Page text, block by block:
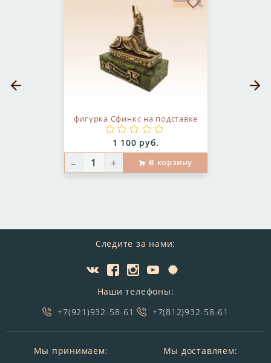
фигурка Сфинкс на подставке
Цена:
1 100 руб.
– + В корзину
В избранное
Предыдущий слайд
Следите за нами:
Наши телефоны:
+7(921)932-58-61
+7(812)932-58-61
Мы принимаем: Мы доставляем: